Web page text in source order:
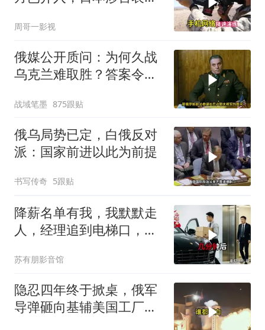
周哥一影视
俄媒公开质问：为何久战
乌克兰难取胜？答案令人
战域笔墨 875跟贴
俄乌局势已定，白俄反对
派：国家前进以此为前提
书写传奇 5跟贴
降薪名单有我，我默默走
人，经理追到电梯口，见
苏有朋影音馆
隐忍四年终于掀桌，俄军
导弹砸向基辅美国工厂，